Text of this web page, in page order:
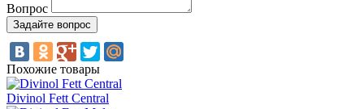
Вопрос
Похожие товары
Divinol Fett Central